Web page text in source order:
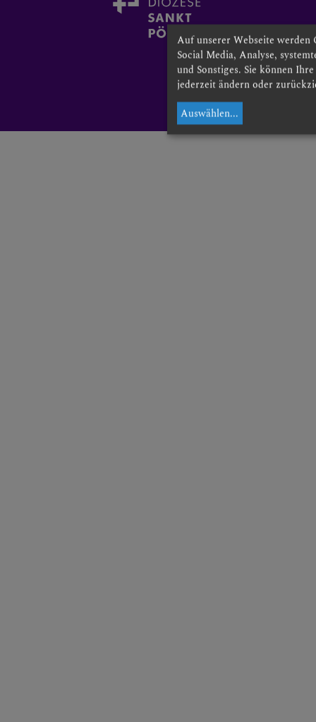
Auf unserer Webseite werden
Social Media, Analyse,
und Sonstiges. Sie können
jederzeit ändern oder
Auswählen...